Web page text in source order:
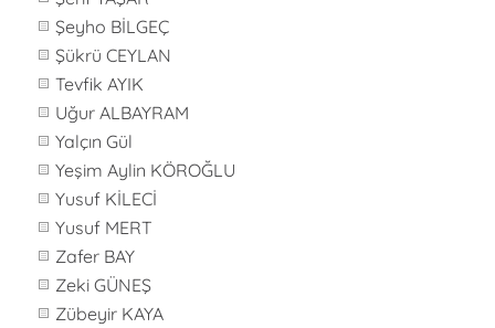
Şeyho BİLGEÇ
Şükrü CEYLAN
Tevfik AYIK
Uğur ALBAYRAM
Yalçın Gül
Yeşim Aylin KÖROĞLU
Yusuf KİLECİ
Yusuf MERT
Zafer BAY
Zeki GÜNEŞ
Zübeyir KAYA